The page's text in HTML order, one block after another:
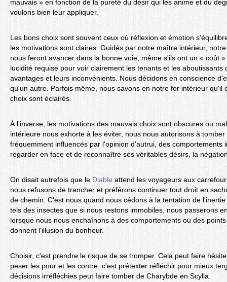
mauvais » en fonction de la pureté du désir qui les anime et du
voulons bien leur appliquer.
Les bons choix sont souvent ceux où réflexion et émotion
les motivations sont claires. Guidés par notre maître intérieur,
nous feront avancer dans la bonne voie, même s'ils ont un « coût
lucidité requise pour voir clairement les tenants et les aboutissants
avantages et leurs inconvénients. Nous décidons en conscience
qu'un autre. Parfois même, nous savons en notre for intérieur qu'il
choix sont éclairés.
À l'inverse, les motivations des mauvais choix sont obscures ou
intérieure nous exhorte à les éviter, nous nous autorisons à
fréquemment influencés par l'opinion d'autrui, des comportements
regarder en face et de reconnaître ses véritables désirs, la
On disait autrefois que le Diable attend les voyageurs aux
nous refusons de trancher et préférons continuer tout droit en
de chemin. C'est nous quand nous cédons à la tentation de
tels des insectes que si nous restons immobiles, nous passerons
lorsque nous nous enchaînons à des comportements ou des
donnent l'illusion du bonheur.
Choisir, c'est prendre le risque de se tromper. Cela peut faire
peser les pour et les contre, c'est prétexter réfléchir pour mieux
décisions irréfléchies peut faire tomber de Charybde en Scylla.